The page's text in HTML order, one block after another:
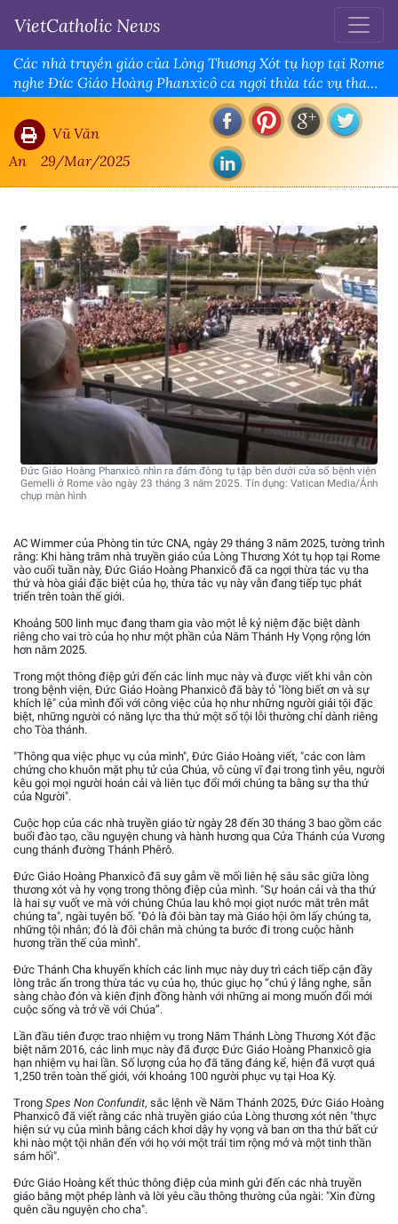
VietCatholic News
Các nhà truyền giáo của Lòng Thương Xót tụ họp tại Rome
nghe Đức Giáo Hoàng Phanxicô ca ngợi thừa tác vụ tha
thứ của họ
Vũ Văn
An
29/Mar/2025
Đức Giáo Hoàng Phanxicô nhìn ra đám đông tụ tập bên dưới cửa sổ bệnh viện
Gemelli ở Rome vào ngày 23 tháng 3 năm 2025. Tín dụng: Vatican Media/Ảnh
chụp màn hình
AC Wimmer của Phòng tin tức CNA, ngày 29 tháng 3 năm 2025, tường trình
rằng: Khi hàng trăm nhà truyền giáo của Lòng Thương Xót tụ họp tại Rome
vào cuối tuần này, Đức Giáo Hoàng Phanxicô đã ca ngợi thừa tác vụ tha
thứ và hòa giải đặc biệt của họ, thừa tác vụ này vẫn đang tiếp tục phát
triển trên toàn thế giới.
Khoảng 500 linh mục đang tham gia vào một lễ kỷ niệm đặc biệt dành
riêng cho vai trò của họ như một phần của Năm Thánh Hy Vọng rộng lớn
hơn năm 2025.
Trong một thông điệp gửi đến các linh mục này và được viết khi vẫn còn
trong bệnh viện, Đức Giáo Hoàng Phanxicô đã bày tỏ "lòng biết ơn và sự
khích lệ" của mình đối với công việc của họ như những người giải tội đặc
biệt, những người có năng lực tha thứ một số tội lỗi thường chỉ dành riêng
cho Tòa thánh.
"Thông qua việc phục vụ của mình", Đức Giáo Hoàng viết, "các con làm
chứng cho khuôn mặt phụ tử của Chúa, vô cùng vĩ đại trong tình yêu, người
kêu gọi mọi người hoán cải và liên tục đổi mới chúng ta bằng sự tha thứ
của Người".
Cuộc họp của các nhà truyền giáo từ ngày 28 đến 30 tháng 3 bao gồm các
buổi đào tạo, cầu nguyện chung và hành hương qua Cửa Thánh của Vương
cung thánh đường Thánh Phêrô.
Đức Giáo Hoàng Phanxicô đã suy gẫm về mối liên hệ sâu sắc giữa lòng
thương xót và hy vọng trong thông điệp của mình. "Sự hoán cải và tha thứ
là hai sự vuốt ve mà với chúng Chúa lau khô mọi giọt nước mắt trên mắt
chúng ta", ngài tuyên bố. "Đó là đôi bàn tay mà Giáo hội ôm lấy chúng ta,
những tội nhân; đó là đôi chân mà chúng ta bước đi trong cuộc hành
hương trần thế của mình".
Đức Thánh Cha khuyến khích các linh mục này duy trì cách tiếp cận đầy
lòng trắc ẩn trong thừa tác vụ của họ, thúc giục họ “chú ý lắng nghe, sẵn
sàng chào đón và kiên định đồng hành với những ai mong muốn đổi mới
cuộc sống và trở về với Chúa”.
Lần đầu tiên được trao nhiệm vụ trong Năm Thánh Lòng Thương Xót đặc
biệt năm 2016, các linh mục này đã được Đức Giáo Hoàng Phanxicô gia
hạn nhiệm vụ hai lần. Số lượng của họ đã tăng đáng kể, hiện đã vượt quá
1,250 trên toàn thế giới, với khoảng 100 người phục vụ tại Hoa Kỳ.
Trong Spes Non Confundit, sắc lệnh về Năm Thánh 2025, Đức Giáo Hoàng
Phanxicô đã viết rằng các nhà truyền giáo của Lòng thương xót nên "thực
hiện sứ vụ của mình bằng cách khơi dậy hy vọng và ban ơn tha thứ bất cứ
khi nào một tội nhân đến với họ với một trái tim rộng mở và một tinh thần
sám hối".
Đức Giáo Hoàng kết thúc thông điệp của mình gửi đến các nhà truyền
giáo bằng một phép lành và lời yêu cầu thông thường của ngài: "Xin đừng
quên cầu nguyện cho cha".